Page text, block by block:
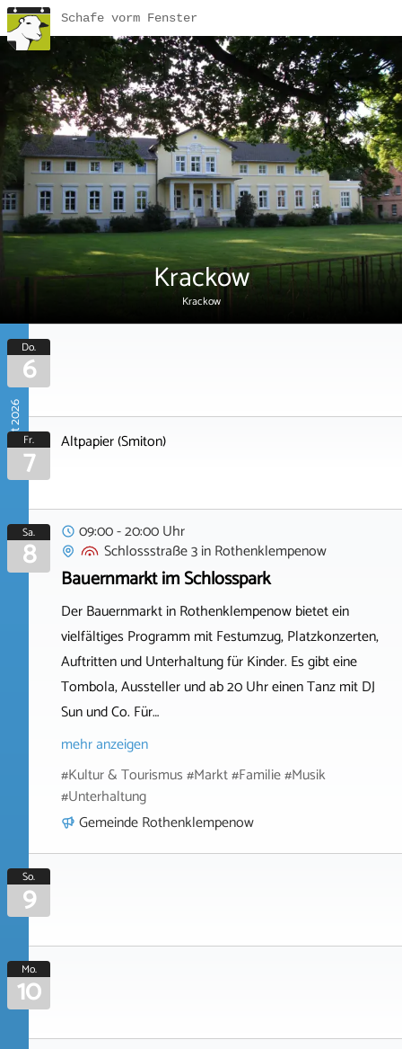
Schafe vorm Fenster
Krackow
Krackow
August 2026
Do.
6
Fr.
7 Altpapier (Smiton)
Sa.
8
09:00 - 20:00 Uhr
Schlossstraße 3inRothenklempenow
Bauernmarkt im Schlosspark
Der Bauernmarkt in Rothenklempenow bietet ein
vielfältiges Programm mit Festumzug, Platzkonzerten,
Auftritten und Unterhaltung für Kinder. Es gibt eine
Tombola, Aussteller und ab 20 Uhr einen Tanz mit DJ
Sun und Co. Für…
mehr anzeigen
#Kultur & Tourismus #Markt #Familie #Musik
#Unterhaltung
Gemeinde Rothenklempenow
So.
9
Mo.
10